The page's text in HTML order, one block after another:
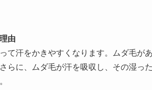
由
て汗をかきやすくなります。ムダ毛が
らに、ムダ毛が汗を吸収し、その湿っ